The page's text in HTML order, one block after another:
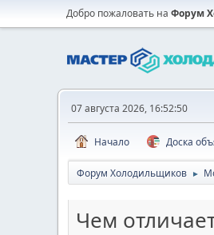
Добро пожаловать на Форум
07 августа 2026, 16:52:50
Начало Доска
Форум Холодильщиков ►
Чем